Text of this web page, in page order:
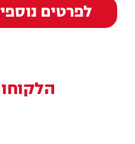
לפרטים